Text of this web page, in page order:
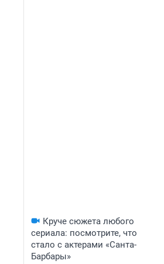
Круче сюжета любого
сериала: посмотрите, что
стало с актерами «Санта-
Барбары»